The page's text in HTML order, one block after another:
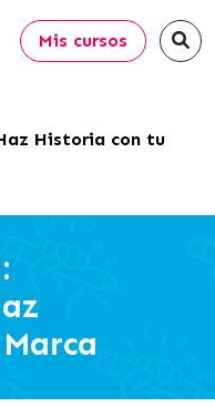
Mis cursos
Historia con tu